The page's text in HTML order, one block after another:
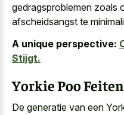
gedragsproblemen zoals
afscheidsangst te
A unique perspective:
Stijgt.
Yorkie Poo Feiten
De generatie van een